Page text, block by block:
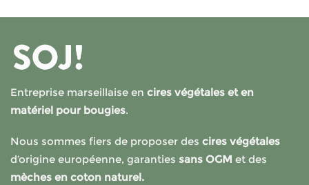
Entreprise marseillaise en cires végétales et en
matériel pour bougies.
Nous sommes fiers de proposer des cires végétales
d’origine européenne, garanties sans OGM et des
mèches en coton naturel.